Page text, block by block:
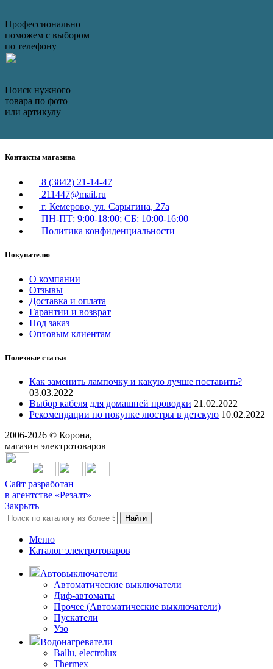
Профессионально
поможем с выбором
по телефону
Поиск нужного
товара по фото
или артикулу
Контакты магазина
8 (3842) 21-14-47
211447@mail.ru
г. Кемерово, ул. Сарыгина, 27а
ПН-ПТ: 9:00-18:00; СБ: 10:00-16:00
Политика конфиденциальности
Покупателю
О компании
Отзывы
Доставка и оплата
Гарантии и возврат
Под заказ
Оптовым клиентам
Полезные статьи
Как заменить лампочку и какую лучше поставить?
03.03.2022
Выбор кабеля для домашней проводки 21.02.2022
Рекомендации по покупке люстры в детскую 10.02.2022
2006-2026 © Корона,
магазин электротоваров
Сайт разработан
в агентстве «Резалт»
Закрыть
Найти
Меню
Каталог электротоваров
Автовыключатели
Автоматические выключатели
Диф-автоматы
Прочее (Автоматические выключатели)
Пускатели
Узо
Водонагреватели
Ballu, electrolux
Thermex